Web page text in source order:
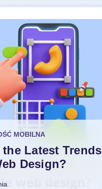
MOBILNA
the Latest
Design?